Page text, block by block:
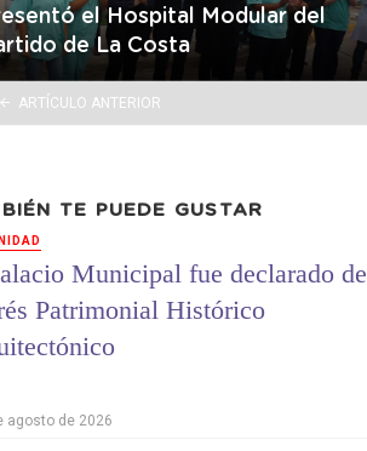
el Hospital Modular del
de La Costa
ARTÍCULO ANTERIOR
TE PUEDE GUSTAR
Municipal fue declarado de
Patrimonial Histórico
agosto de 2026